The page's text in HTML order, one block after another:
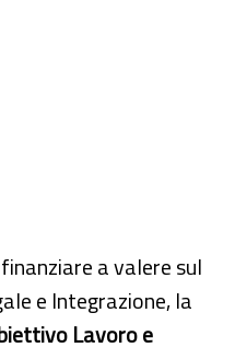
a valere sul
e Integrazione, la
Lavoro e